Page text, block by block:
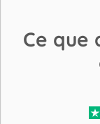
Ce que